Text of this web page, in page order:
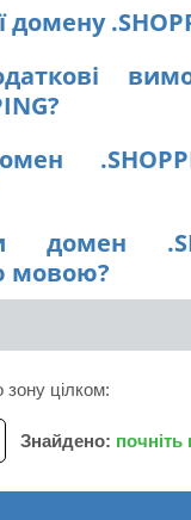
домену
домен
мовою?
зону цілком:
Знайдено: